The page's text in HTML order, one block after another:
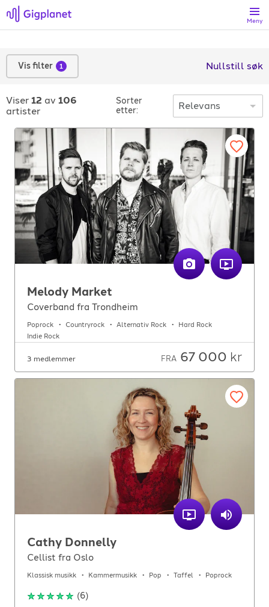
Meny
Søk
Logg inn
Registrer artist
Gigplanet
For arrangører
For musiker
Support
TELEFON
+4790640887
E-POST
support@gigplanet.no
Vis filter 1 Nullstill søk
Viser 12 av 106
artister
Sorter
etter:
Melody Market
Coverband fra Trondheim
Poprock Countryrock Alternativ Rock
Hard Rock
Indie Rock
3 medlemmer FRA 67 000 kr
Cathy Donnelly
Cellist fra Oslo
Klassisk musikk Kammermusikk Pop Taffel Poprock
(6)